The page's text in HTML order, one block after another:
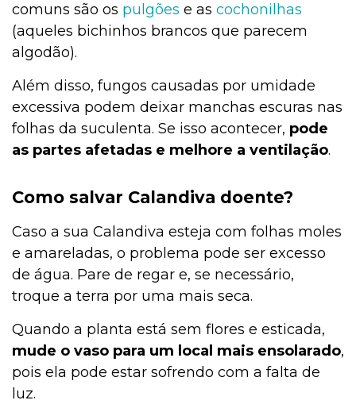
comuns são os pulgões e as cochonilhas
(aqueles bichinhos brancos que parecem
algodão).
Além disso, fungos causadas por umidade
excessiva podem deixar manchas escuras nas
folhas da suculenta. Se isso acontecer, pode
as partes afetadas e melhore a ventilação.
Como salvar Calandiva doente?
Caso a sua Calandiva esteja com folhas moles
e amareladas, o problema pode ser excesso
de água. Pare de regar e, se necessário,
troque a terra por uma mais seca.
Quando a planta está sem flores e esticada,
mude o vaso para um local mais ensolarado,
pois ela pode estar sofrendo com a falta de
luz.